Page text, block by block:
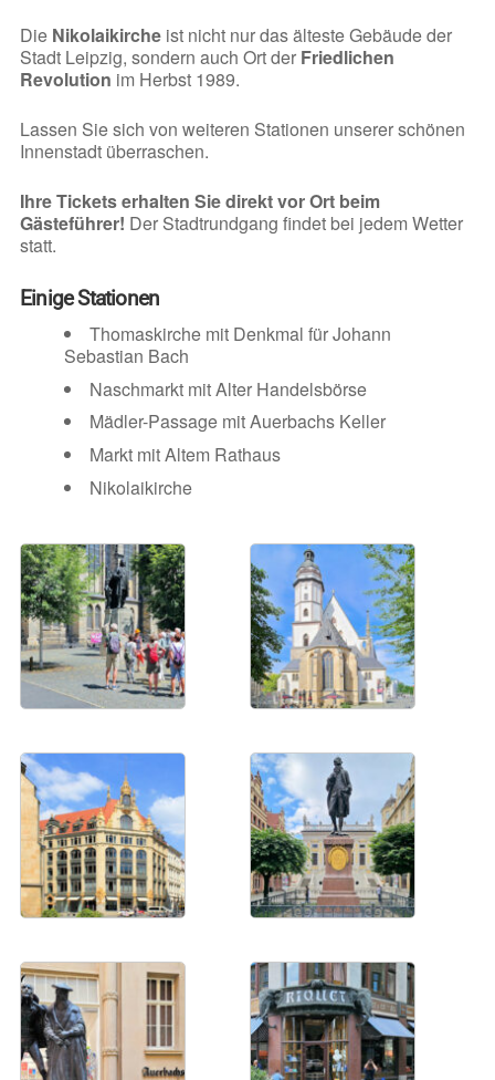
Die Nikolaikircheist nicht nur das älteste Gebäude der
Stadt Leipzig, sondern auch Ort der Friedlichen
Revolution im Herbst 1989.
Lassen Sie sich von weiteren Stationen unserer schönen
Innenstadt überraschen.
Ihre Tickets erhalten Sie direkt vor Ort beim
Gästeführer! Der Stadtrundgang findet bei jedem Wetter
statt.
Einige Stationen
Thomaskirche mit Denkmal für Johann
Sebastian Bach
Naschmarkt mit Alter Handelsbörse
Mädler-Passage mit Auerbachs Keller
Markt mit Altem Rathaus
Nikolaikirche